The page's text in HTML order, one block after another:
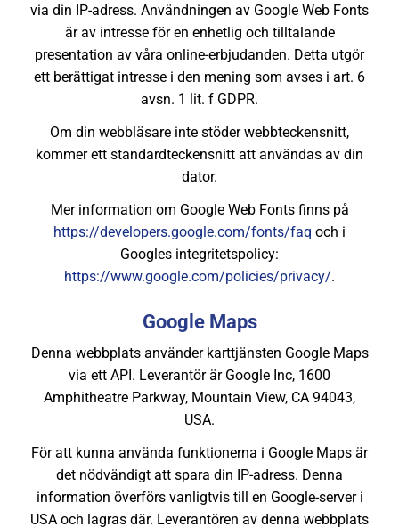
via din IP-adress. Användningen av Google Web Fonts
är av intresse för en enhetlig och tilltalande
presentation av våra online-erbjudanden. Detta utgör
ett berättigat intresse i den mening som avses i art. 6
avsn. 1 lit. f GDPR.
Om din webbläsare inte stöder webbteckensnitt,
kommer ett standardteckensnitt att användas av din
dator.
Mer information om Google Web Fonts finns på
https://developers.google.com/fonts/faq och i
Googles integritetspolicy:
https://www.google.com/policies/privacy/.
Google Maps
Denna webbplats använder karttjänsten Google Maps
via ett API. Leverantör är Google Inc, 1600
Amphitheatre Parkway, Mountain View, CA 94043,
USA.
För att kunna använda funktionerna i Google Maps är
det nödvändigt att spara din IP-adress. Denna
information överförs vanligtvis till en Google-server i
USA och lagras där. Leverantören av denna webbplats